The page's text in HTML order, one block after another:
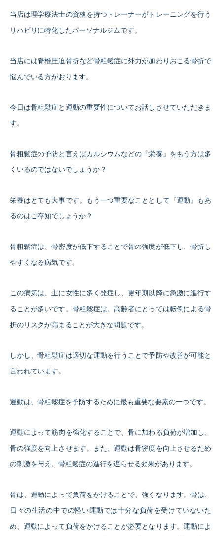
当店は理学療法士の資格を持つトレーナーがトレーニングを行う
リハビリに特化したパーソナルジムです。
当店には脊椎圧迫骨折など骨粗鬆症に外力が加わりおこる骨折で
悩んでいる方がおります。
今日は骨粗鬆症と運動の重要性についてお話しさせていただきま
す。
骨粗鬆症の予防と言えばカルシウムなどの『栄養』をもう方は多
くいるのではないでしょうか？
栄養はとても大事です。もう一つ重要なこととして『運動』もあ
るのはご存知でしょうか？
骨粗鬆症は、骨密度が低下することで骨の強度が低下し、骨折し
やすくなる病気です。
この病気は、主に女性に多く発症し、更年期以降に急激に進行す
ることが多いです。骨粗鬆症は、高齢者にとっては転倒による骨
折のリスクが高まることが大きな問題です。
しかし、骨粗鬆症は適切な運動を行うことで予防や改善が可能と
言われています。
運動は、骨粗鬆症を予防するために最も重要な要素の一つです。
運動によって筋肉を強化することで、骨に加わる負荷が増加し、
骨の強度を向上させます。また、運動は骨密度を向上させるため
の刺激を与え、骨粗鬆症の進行を遅らせる効果があります。
骨は、運動によって負荷をかけることで、強くなります。骨は、
日々の生活の中での軽い運動では十分な負荷を受けていないた
め、運動によって負荷をかけることが必要となります。運動によ